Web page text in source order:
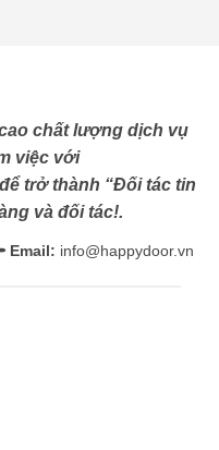
chất lượng dịch vụ
việc với
trở thành “Đối tác tin
và đối tác!.
Email: info@happydoor.vn